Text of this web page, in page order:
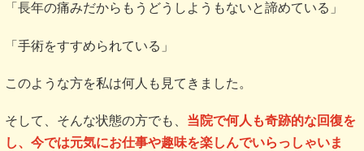
「長年の痛みだからもうどうしようもないと諦めている」
「手術をすすめられている」
このような方を私は何人も見てきました。
そして、そんな状態の方でも、 当院で何人も奇跡的な回復を
し、今では元気にお仕事や趣味を楽しんでいらっしゃいま